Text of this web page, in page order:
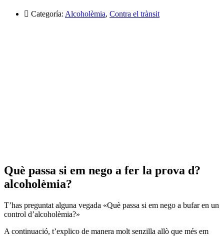
Categoría: Alcoholèmia, Contra el trànsit
Què passa si em nego a fer la prova d?
alcoholèmia?
T’has preguntat alguna vegada «Què passa si em nego a bufar en un
control d’alcoholèmia?»
A continuació, t’explico de manera molt senzilla allò que més em